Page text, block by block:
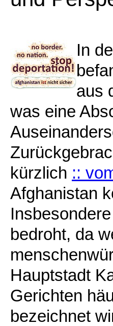
In
aus
was eine
kürzlich ::
Afghanistan
bedroht, da
Hauptstadt
Gerichten
bezeichnet